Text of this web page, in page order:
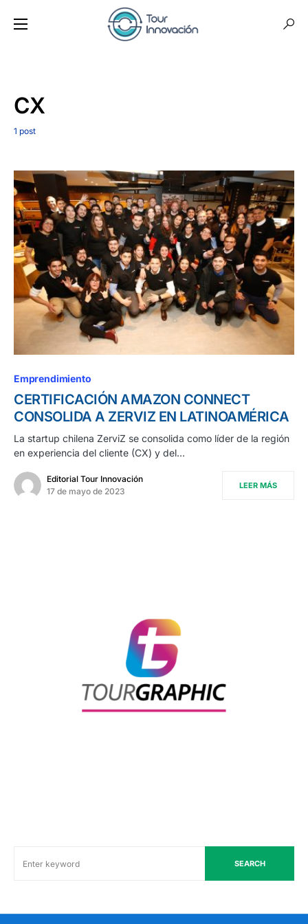
CX
1 post
Emprendimiento
CERTIFICACIÓN AMAZON CONNECT
CONSOLIDA A ZERVIZ EN LATINOAMÉRICA
La startup chilena ZerviZ se consolida como líder de la región
en experiencia del cliente (CX) y del…
Editorial Tour Innovación
17 de mayo de 2023
LEER MÁS
SEARCH